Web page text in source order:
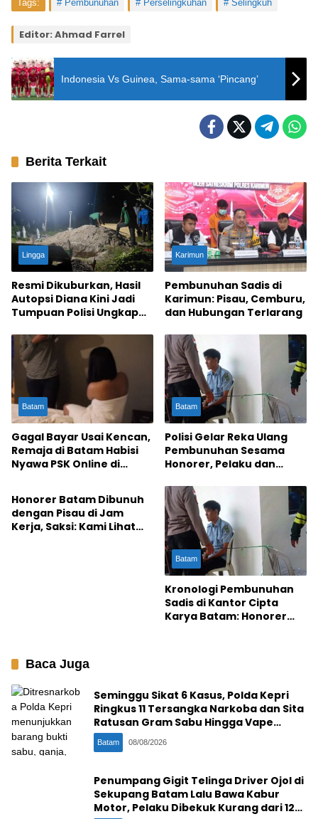
Tags: Pembunuhan Perselingkuhan Selingkuh
Editor: Ahmad Farrel
Indonesia Vs Guinea, Sama-sama ‘Pincang’
Berita Terkait
Lingga
Resmi Dikuburkan, Hasil
Autopsi Diana Kini Jadi
Tumpuan Polisi Ungkap
Mengenaskan
Karimun
Pembunuhan Sadis di
Karimun: Pisau, Cemburu,
dan Hubungan Terlarang
Batam
Gagal Bayar Usai Kencan,
Remaja di Batam Habisi
Nyawa PSK Online di
Batam
Polisi Gelar Reka Ulang
Pembunuhan Sesama
Honorer, Pelaku dan
Pejabat Batam
Batam
Honorer Batam Dibunuh
dengan Pisau di Jam
Kerja, Saksi: Kami Lihat
Batam
Kronologi Pembunuhan
Sadis di Kantor Cipta
Karya Batam: Honorer
Baca Juga
Seminggu Sikat 6 Kasus, Polda Kepri
Ringkus 11 Tersangka Narkoba dan Sita
Ratusan Gram Sabu Hingga Vape
Etomidate
Batam 08/08/2026
Penumpang Gigit Telinga Driver Ojol di
Sekupang Batam Lalu Bawa Kabur
Motor, Pelaku Dibekuk Kurang dari 12